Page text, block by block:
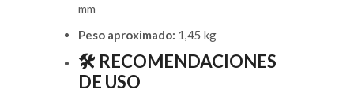
mm
Peso aproximado: 1,45 kg
🛠️ RECOMENDACIONES
DE USO